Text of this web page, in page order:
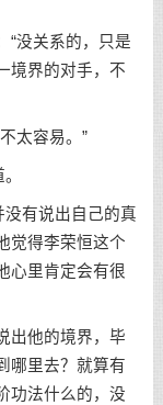
“没关系的，只是
境界的对手，不
太容易。”
没有说出自己的真
觉得李荣恒这个
心里肯定会有很
出他的境界，毕
哪里去？就算有
功法什么的，没